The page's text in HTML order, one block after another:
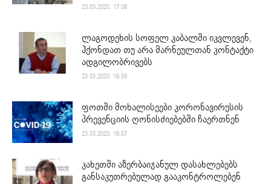
23.03.2020. 17:08
ლაგოდეხის სოფელ კაბალში იკვლევენ,
ჰქონდათ თუ არა მარნეულთან კონტაქტი
ადგილობრივებს
23.03.2020. 16:59
ფოთში მოხალისეები კორონავირუსის
პრევენციის ღონისძიებებში ჩაერთნენ
23.03.2020. 16:57
კახეთში აზერბაიჯანულ დასახლებებს
განსაკუთრებულად გააკონტროლებენ